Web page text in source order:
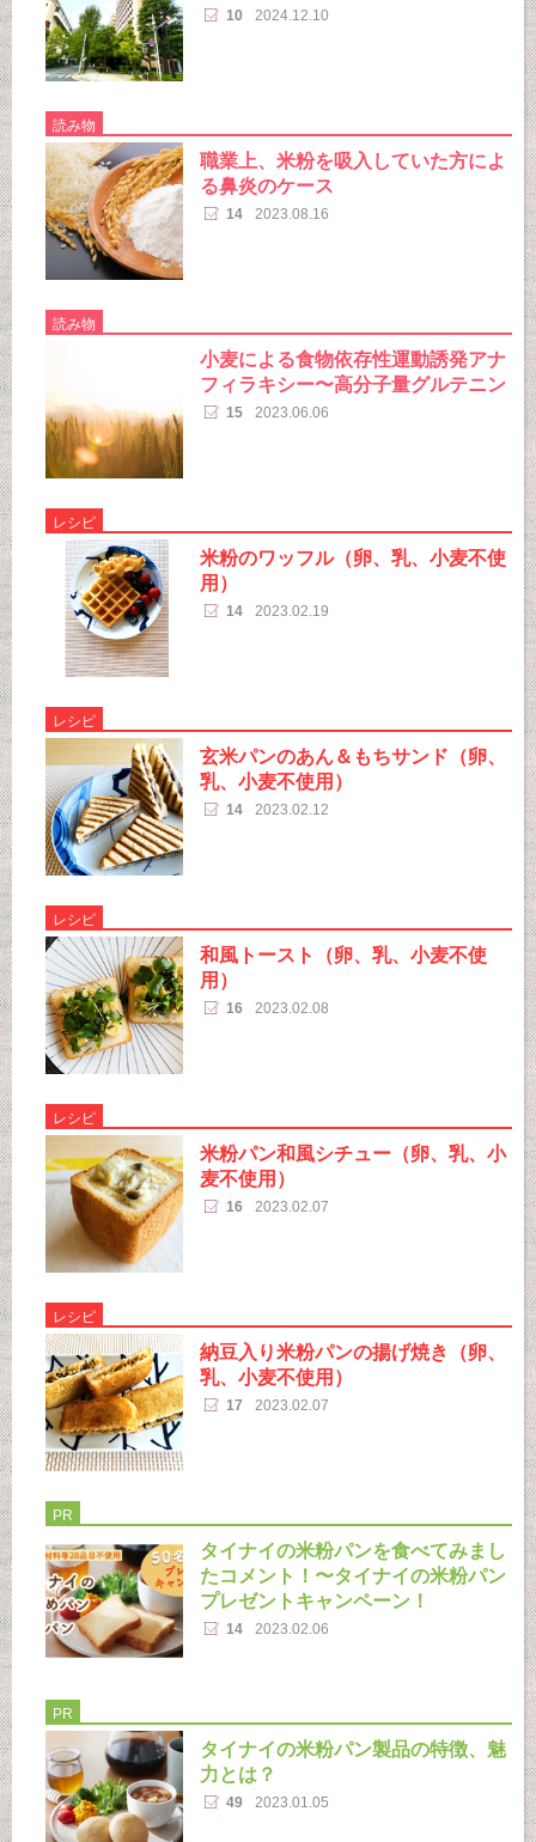
10 2024.12.10
読み物
職業上、米粉を吸入していた方によ
る鼻炎のケース
14 2023.08.16
読み物
小麦による食物依存性運動誘発アナ
フィラキシー〜高分子量グルテニン
15 2023.06.06
レシピ
米粉のワッフル（卵、乳、小麦不使
用）
14 2023.02.19
レシピ
玄米パンのあん＆もちサンド（卵、
乳、小麦不使用）
14 2023.02.12
レシピ
和風トースト（卵、乳、小麦不使
用）
16 2023.02.08
レシピ
米粉パン和風シチュー（卵、乳、小
麦不使用）
16 2023.02.07
レシピ
納豆入り米粉パンの揚げ焼き（卵、
乳、小麦不使用）
17 2023.02.07
PR
タイナイの米粉パンを食べてみまし
たコメント！〜タイナイの米粉パン
プレゼントキャンペーン！
14 2023.02.06
PR
タイナイの米粉パン製品の特徴、魅
力とは？
49 2023.01.05